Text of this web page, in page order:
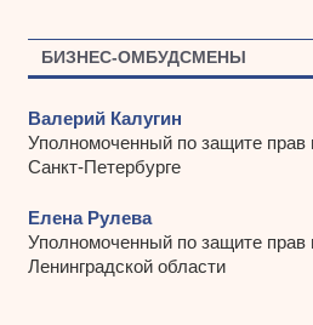
БИЗНЕС-ОМБУДСМЕНЫ
Валерий Калугин
Уполномоченный по защите прав
Санкт-Петербурге
Елена Рулева
Уполномоченный по защите прав
Ленинградской области